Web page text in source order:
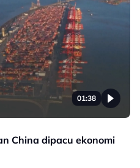
01:38
China dipacu ekonomi